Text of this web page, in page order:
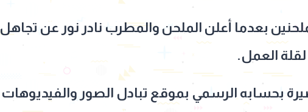
بعدما أعلن الملحن والمطرب نادر نور عن تجاهل
العمل.
بحسابه الرسمي بموقع تبادل الصور والفيديوهات